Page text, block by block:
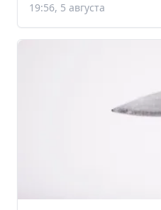
19:56, 5 августа